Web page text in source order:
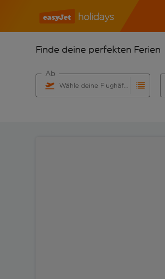
Finde deine perfekten Ferien
Wähle deine Flughäfen
Ab